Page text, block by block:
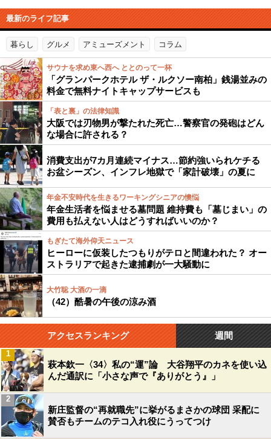
最新のライフ記事
暮らし グルメ アミューズメント コラム
サウナを求め東へ西へ ととのって一杯
「グランパークホテル ザ・ルクソー南柏」銭湯並みの
料金で無料ナイトキャップサービスも
「表と裏」の法律知識
大阪では刃物男が撃たれた死亡…警察官の発砲はどん
な場合に許される？
消費支出が7カ月連続マイナス…節約強いられケチる
お盆シーズン、インフレ地獄で「家計破壊」の夏に
年金不安時代を生きるワーキングシニアの懊悩
年金生活者を悩ませる墓問題 維持費も「墓じまい」の
費用も払えない人はどうすればいいのか？
もぎたて海外仰天ニュース
ヒーローに仮装したつもりがテロと間違われた？ オー
ストラリアで起きた逮捕劇が一大騒動に
大竹聡 大酒の一滴
（42）酷暑の午後の涼み酒
アクセスランキング 週間
萩本欽一〈34〉私の“運”論 大谷翔平のカネを使い込
んだ通訳に「小さな声で『ありがとう』」
1
新庄監督の“再就職先”に挙がるまさかの球団 采配に
賛否もチームのテコ入れ役にうってつけ
2